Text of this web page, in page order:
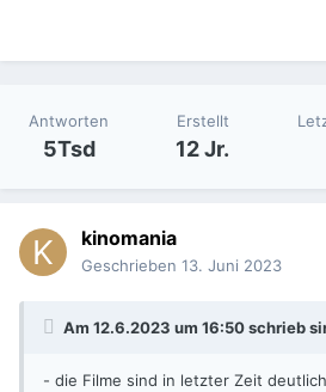
Antworten
5Tsd
Erstellt
12 Jr.
kinomania
Geschrieben 13. Juni 2023
Am 12.6.2023 um 16:50 schrieb
- die Filme sind in letzter Zeit